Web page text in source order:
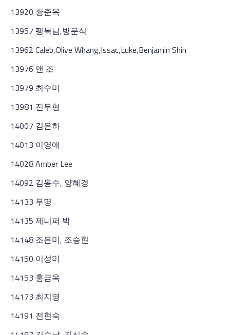
13920 황준옥
13957 팽복남,방문식
13962 Caleb,Olive Whang,Issac,Luke,Benjamin Shin
13976 앤 조
13979 최수미
13981 진무형
14007 김은하
14013 이영애
14028 Amber Lee
14092 김동수, 양혜경
14133 무명
14135 제니퍼 박
14148 조은미, 조승현
14150 이성미
14153 홍금옥
14173 최지영
14191 전현숙